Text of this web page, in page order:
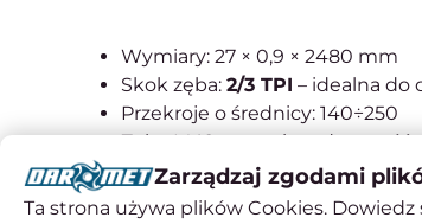
Wymiary: 27 × 0,9 × 2480 mm
Skok zęba: 2/3 TPI – idealna do
Przekroje o średnicy: 140÷250
Zęby M42 – wysoka
Zmienna podziałka – redukcja
Przeznaczenie: stal
Zarządzaj zgodami
Ta strona używa plików Cookies.